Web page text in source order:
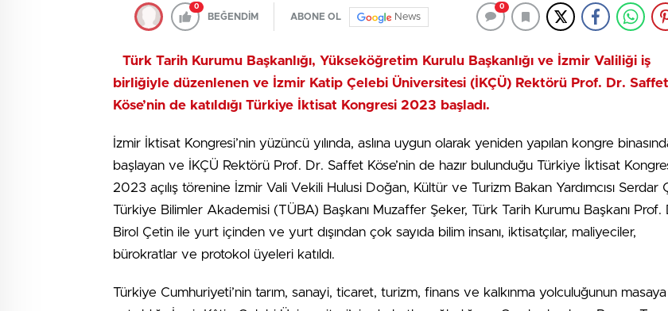
0
BEĞENDİM ABONE OL News
0
Türk Tarih Kurumu Başkanlığı, Yükseköğretim Kurulu Başkanlığı ve İzmir Valiliği iş
birliğiyle düzenlenen ve İzmir Katip Çelebi Üniversitesi (İKÇÜ) Rektörü Prof. Dr. Saffet
Köse’nin de katıldığı Türkiye İktisat Kongresi 2023 başladı.
İzmir İktisat Kongresi’nin yüzüncü yılında, aslına uygun olarak yeniden yapılan kongre
başlayan ve İKÇÜ Rektörü Prof. Dr. Saffet Köse’nin de hazır bulunduğu Türkiye İktisat
2023 açılış törenine İzmir Vali Vekili Hulusi Doğan, Kültür ve Turizm Bakan Yardımcısı Serdar
Türkiye Bilimler Akademisi (TÜBA) Başkanı Muzaffer Şeker, Türk Tarih Kurumu Başkanı Prof.
Birol Çetin ile yurt içinden ve yurt dışından çok sayıda bilim insanı, iktisatçılar, maliyeciler,
bürokratlar ve protokol üyeleri katıldı.
Türkiye Cumhuriyeti’nin tarım, sanayi, ticaret, turizm, finans ve kalkınma yolculuğunun masaya